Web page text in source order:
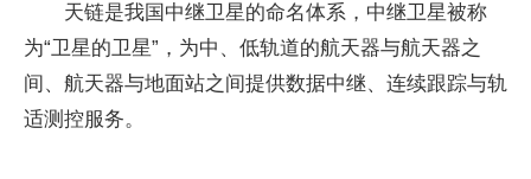
天链是我国中继卫星的命名体系，中继卫星被称
为“卫星的卫星”，为中、低轨道的航天器与航天器之
间、航天器与地面站之间提供数据中继、连续跟踪与轨
适测控服务。